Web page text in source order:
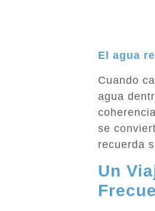
El agua
Cuando
agua
se
recuerda
Un